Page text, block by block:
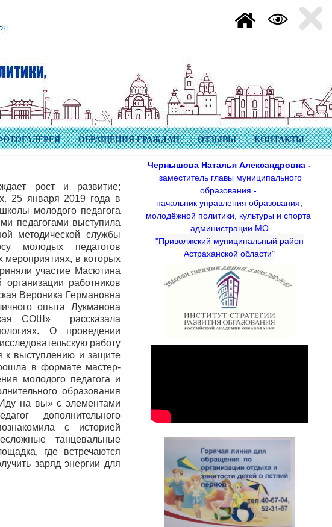
ОБРАЩЕНИЯ ГРАЖДАН ОТЗЫВЫ КОНТАКТЫ
Чернышова Наталья Александровна -
заместитель главы муниципального
образования -
начальник управления образования,
молодёжной политики, культуры и спорта
администрации МО
"Приволжский муниципальный район
Астраханской области"
рост и развитие;
25 января 2019 года в
молодого педагога
педагогами выступила
методической службы
молодых педагогов
мероприятиях, в которых
участие Масютина
работников
Вероника Германовна
опыта Лукманова
СОШ» рассказала
О проведении
работу
к выступлению и защите
в формате мастер-
молодого педагога и
образования
на вы» с элементами
дополнительного
с историей
танцевальные
где встречаются
заряд энергии для